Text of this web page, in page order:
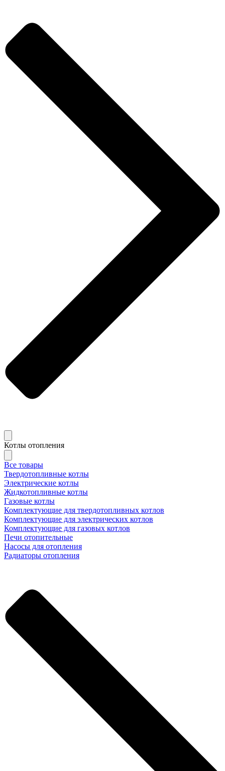
Котлы отопления
Все товары
Твердотопливные котлы
Электрические котлы
Жидкотопливные котлы
Газовые котлы
Комплектующие для твердотопливных котлов
Комплектующие для электрических котлов
Комплектующие для газовых котлов
Печи отопительные
Насосы для отопления
Радиаторы отопления